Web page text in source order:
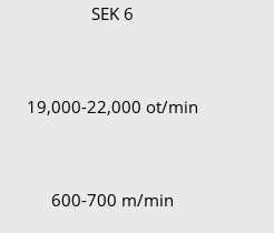
SEK 6
19,000-22,000 ot/min
600-700 m/min